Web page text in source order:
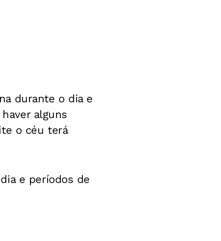
durante o dia e
alguns
o céu terá
e períodos de